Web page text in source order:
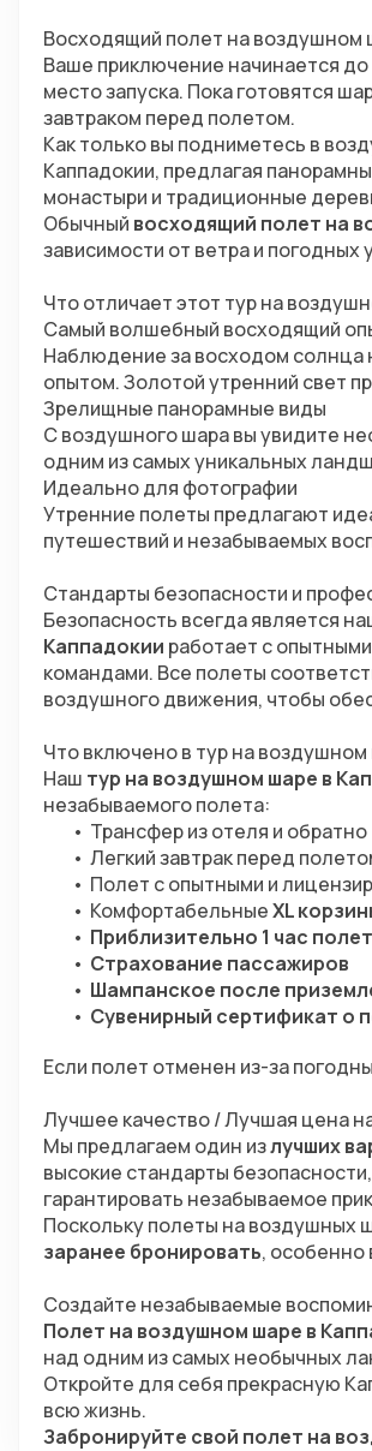
Восходящий полет на воздушном
Ваше приключение начинается
место запуска. Пока готовятся
завтраком перед полетом.
Как только вы подниметесь в
Каппадокии, предлагая
монастыри и традиционные
Обычный восходящий полет на
зависимости от ветра и погодных
Что отличает этот тур на
Самый волшебный восходящий
Наблюдение за восходом солнца
опытом. Золотой утренний свет
Зрелищные панорамные виды
С воздушного шара вы увидите
одним из самых уникальных
Идеально для фотографии
Утренние полеты предлагают
путешествий и незабываемых
Стандарты безопасности и
Безопасность всегда является
Каппадокии работает с
командами. Все полеты
воздушного движения, чтобы
Что включено в тур на
Наш тур на воздушном шаре в
незабываемого полета:
Трансфер из отеля и обратно
Легкий завтрак перед
Полет с опытными и
Комфортабельные XL
Приблизительно 1 час
Страхование пассажиров
Шампанское после
Сувенирный сертификат о
Если полет отменен из-за
Лучшее качество / Лучшая цена
Мы предлагаем один из лучших
высокие стандарты
гарантировать незабываемое
Поскольку полеты на воздушных
заранее бронировать, особенно
Создайте незабываемые
Полет на воздушном шаре в
над одним из самых необычных
Откройте для себя прекрасную
всю жизнь.
Забронируйте свой полет на